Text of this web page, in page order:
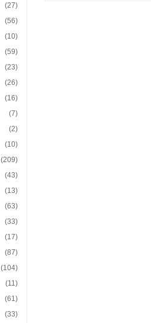
(27)
(56)
(10)
(59)
(23)
(26)
(16)
(7)
(2)
(10)
(209)
(43)
(13)
(63)
(33)
(17)
(87)
(104)
(11)
(61)
(33)